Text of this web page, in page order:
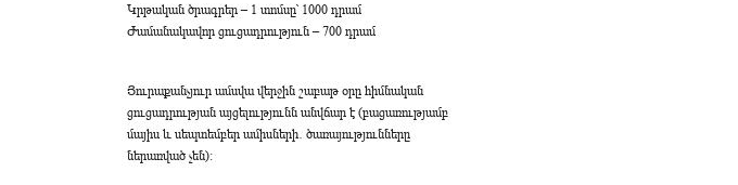
Կրթական ծրագրեր – 1 տոմսը՝ 1000 դրամ
Ժամանակավոր ցուցադրություն – 700 դրամ
Յուրաքանչյուր ամսվա վերջին շաբաթ օրը հիմնական
ցուցադրության այցելությունն անվճար է (բացառությամբ
մայիս և սեպտեմբեր ամիսների․ ծառայությունները
ներառված չեն):